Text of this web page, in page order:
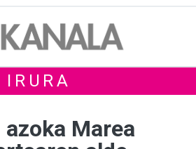
IRURA
Marea